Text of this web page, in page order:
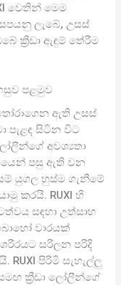
වෙතින් මෙම
ලැබේ, උසස්
ක්‍රීඩා ඇඳුම් තේරීම
පළමුව
තෝරාගෙන ඇති උසස්
පැළඳ සිටින විට
අවශ්‍යතා
පසු ඇති වන
යුගල හුස්ම ගැනීමේ
කරයි. RUXI හි
සඳහා උත්සාහ
වාරයක්
සරිලන පරිදි
පිරිමි සැහැල්ලු
ක්‍රීඩා ලෝලීන්ගේ